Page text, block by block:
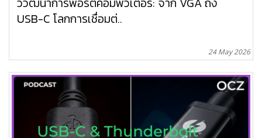
USB-C โลกการเชื่อมต่..
24 May 2026